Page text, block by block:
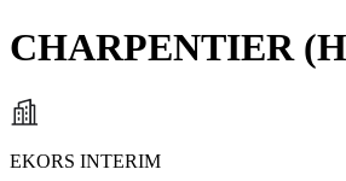
CHARPENTIER
EKORS INTERIM